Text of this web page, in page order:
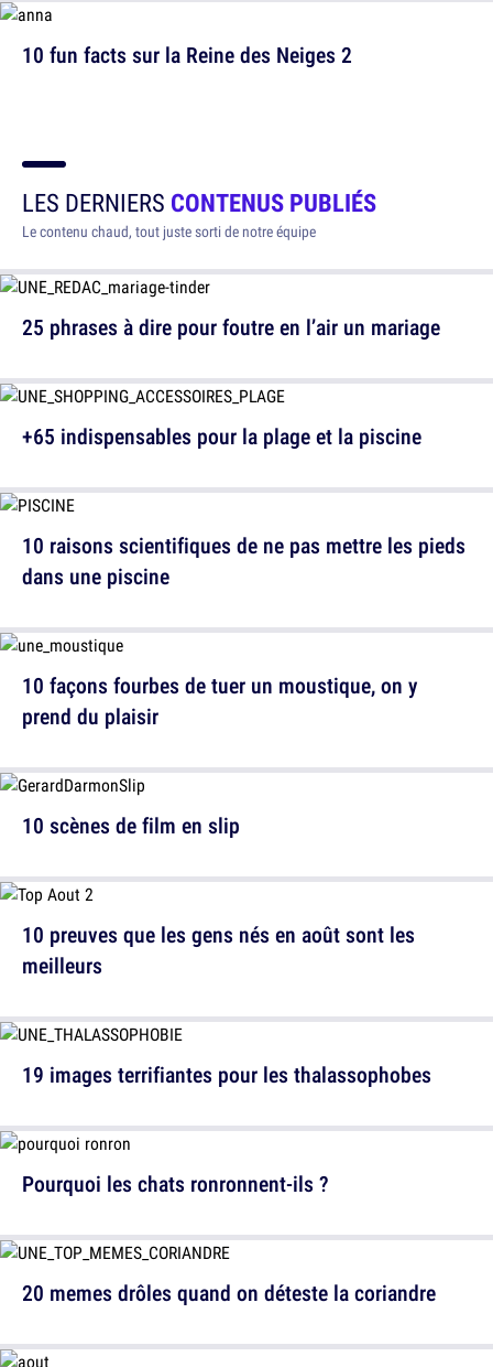
10 fun facts sur la Reine des Neiges 2
LES DERNIERS CONTENUS PUBLIÉS
Le contenu chaud, tout juste sorti de notre équipe
25 phrases à dire pour foutre en l’air un mariage
10 raisons scientifiques de ne pas mettre les pieds
dans une piscine
10 scènes de film en slip
19 images terrifiantes pour les thalassophobes
20 memes drôles quand on déteste la coriandre
+65 indispensables pour la plage et la piscine
10 façons fourbes de tuer un moustique, on y
prend du plaisir
10 preuves que les gens nés en août sont les
meilleurs
Pourquoi les chats ronronnent-ils ?